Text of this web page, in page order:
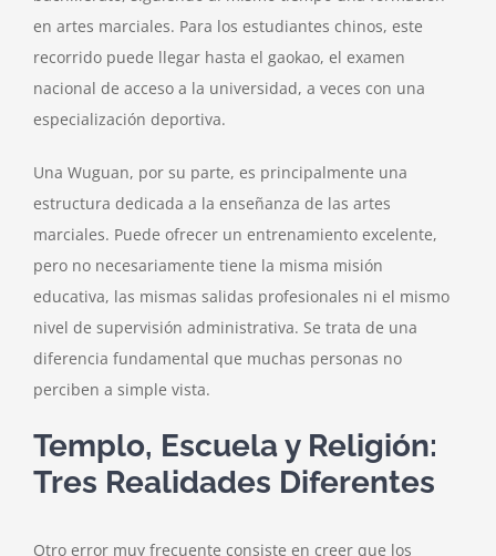
en artes marciales. Para los estudiantes chinos, este
recorrido puede llegar hasta el gaokao, el examen
nacional de acceso a la universidad, a veces con una
especialización deportiva.
Una Wuguan, por su parte, es principalmente una
estructura dedicada a la enseñanza de las artes
marciales. Puede ofrecer un entrenamiento excelente,
pero no necesariamente tiene la misma misión
educativa, las mismas salidas profesionales ni el mismo
nivel de supervisión administrativa. Se trata de una
diferencia fundamental que muchas personas no
perciben a simple vista.
Templo, Escuela y Religión:
Tres Realidades Diferentes
Otro error muy frecuente consiste en creer que los